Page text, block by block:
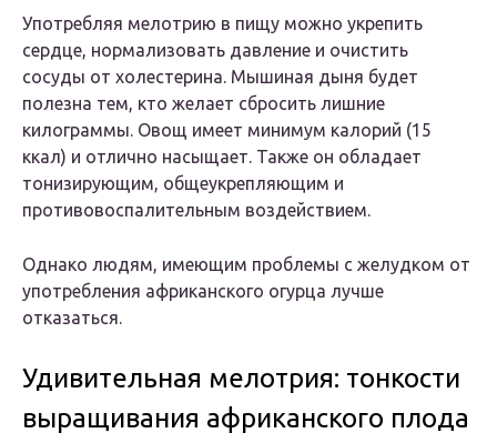
Употребляя мелотрию в пищу можно укрепить
сердце, нормализовать давление и очистить
сосуды от холестерина. Мышиная дыня будет
полезна тем, кто желает сбросить лишние
килограммы. Овощ имеет минимум калорий (15
ккал) и отлично насыщает. Также он обладает
тонизирующим, общеукрепляющим и
противовоспалительным воздействием.
Однако людям, имеющим проблемы с желудком от
употребления африканского огурца лучше
отказаться.
Удивительная мелотрия: тонкости
выращивания африканского плода